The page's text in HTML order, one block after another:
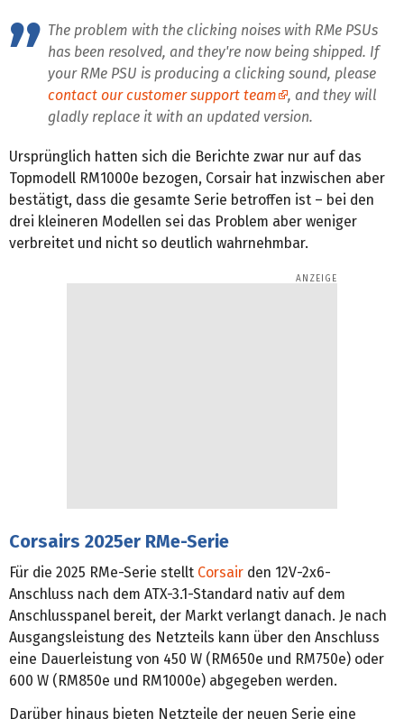
The problem with the clicking noises with RMe PSUs
has been resolved, and they're now being shipped. If
your RMe PSU is producing a clicking sound, please
contact our customer support team
, and they will
gladly replace it with an updated version.
Ursprünglich hatten sich die Berichte zwar nur auf das
Topmodell RM1000e bezogen, Corsair hat inzwischen aber
bestätigt, dass die gesamte Serie betroffen ist – bei den
drei kleineren Modellen sei das Problem aber weniger
verbreitet und nicht so deutlich wahrnehmbar.
Corsairs 2025er RMe-Serie
Für die 2025 RMe-Serie stellt Corsair den 12V-2x6-
Anschluss nach dem ATX-3.1-Standard nativ auf dem
Anschlusspanel bereit, der Markt verlangt danach. Je nach
Ausgangsleistung des Netzteils kann über den Anschluss
eine Dauerleistung von 450 W (RM650e und RM750e) oder
600 W (RM850e und RM1000e) abgegeben werden.
Darüber hinaus bieten Netzteile der neuen Serie eine